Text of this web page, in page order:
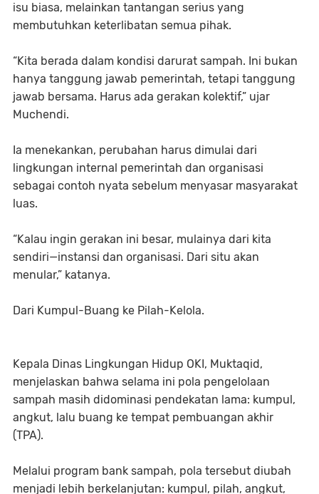
isu biasa, melainkan tantangan serius yang
membutuhkan keterlibatan semua pihak.
“Kita berada dalam kondisi darurat sampah. Ini bukan
hanya tanggung jawab pemerintah, tetapi tanggung
jawab bersama. Harus ada gerakan kolektif,” ujar
Muchendi.
Ia menekankan, perubahan harus dimulai dari
lingkungan internal pemerintah dan organisasi
sebagai contoh nyata sebelum menyasar masyarakat
luas.
“Kalau ingin gerakan ini besar, mulainya dari kita
sendiri—instansi dan organisasi. Dari situ akan
menular,” katanya.
Dari Kumpul-Buang ke Pilah-Kelola.
Kepala Dinas Lingkungan Hidup OKI, Muktaqid,
menjelaskan bahwa selama ini pola pengelolaan
sampah masih didominasi pendekatan lama: kumpul,
angkut, lalu buang ke tempat pembuangan akhir
(TPA).
Melalui program bank sampah, pola tersebut diubah
menjadi lebih berkelanjutan: kumpul, pilah, angkut,